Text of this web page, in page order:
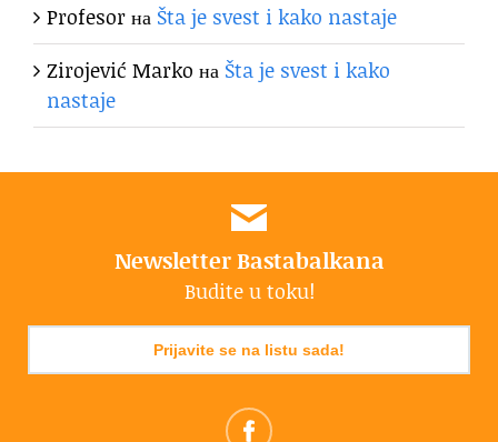
Profesorна Šta je svest i kako nastaje
Zirojević Marko на Šta je svest i kako
nastaje
Newsletter Bastabalkana
Budite u toku!
Prijavite se na listu sada!